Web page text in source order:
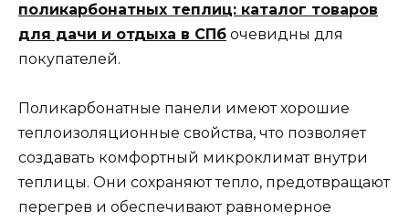
поликарбонатных теплиц: каталог товаров
для дачи и отдыха в СПб очевидны для
покупателей.
Поликарбонатные панели имеют хорошие
теплоизоляционные свойства, что позволяет
создавать комфортный микроклимат внутри
теплицы. Они сохраняют тепло, предотвращают
перегрев и обеспечивают равномерное